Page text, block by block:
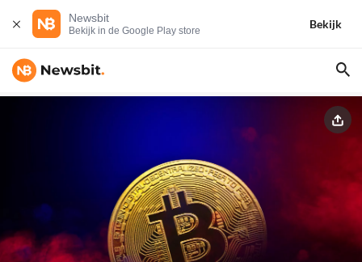
Newsbit
Bekijk in de Google Play store
Bekijk